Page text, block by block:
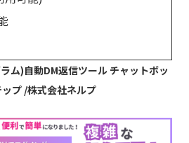
)自動DM返信ツール チャットボッ
ップ /株式会社ネルプ